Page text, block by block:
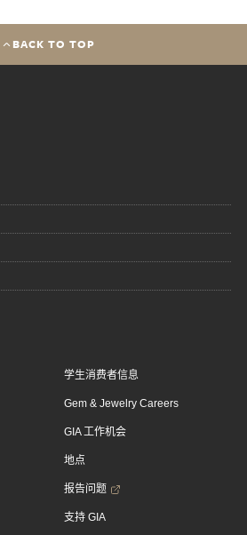
BACK TO TOP
学生消费者信息
Gem & Jewelry Careers
GIA 工作机会
地点
报告问题
支持 GIA